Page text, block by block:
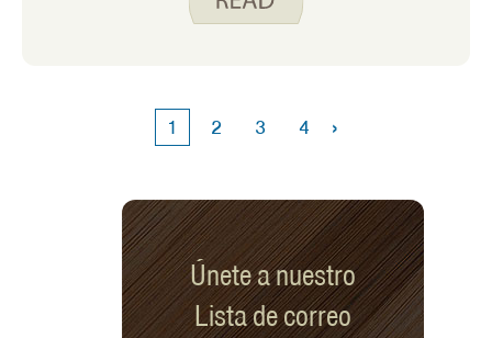
mashup de postres. Usé la base de
1 2 3 4 ›
Únete a nuestro
Lista de correo